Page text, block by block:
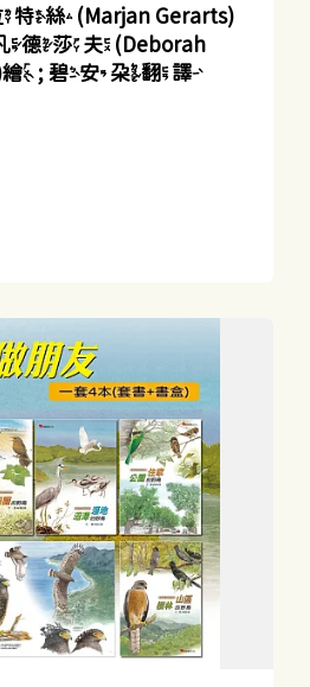
絲(Marjan Gerarts)
德莎夫(Deborah
繪 ; 碧安朵翻譯